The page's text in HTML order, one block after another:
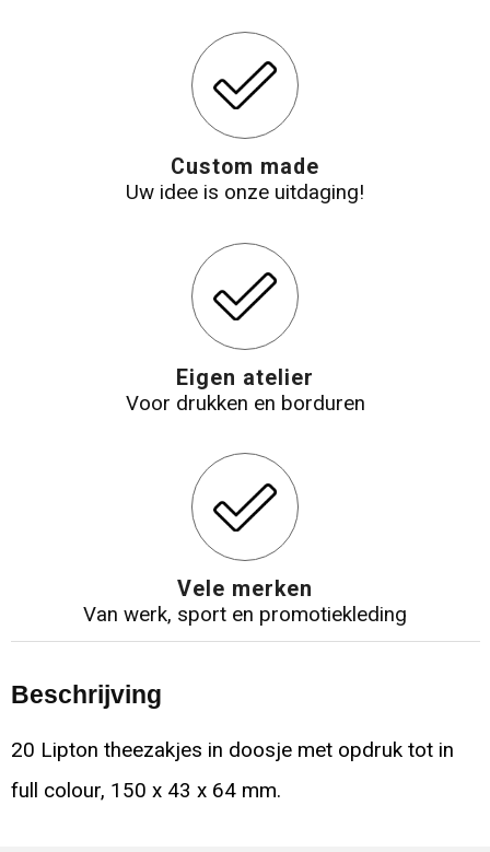
Katoenen draagtassen
Custom made
Uw idee is onze uitdaging!
Eigen atelier
Voor drukken en borduren
Vele merken
Van werk, sport en promotiekleding
Beschrijving
20 Lipton theezakjes in doosje met opdruk tot in
full colour, 150 x 43 x 64 mm.